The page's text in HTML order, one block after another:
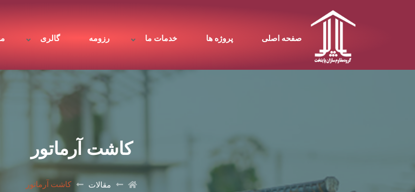
صفحه اصلی پروژه ها خدمات ما رزومه گالری
کاشت آرماتور
مقالات کاشت آرماتور